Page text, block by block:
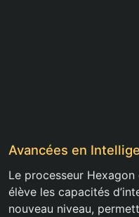
Avancées en
Le processeur
élève les capacités
nouveau niveau,